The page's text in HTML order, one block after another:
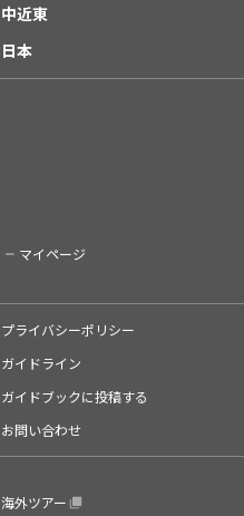
中近東
日本
マイページ
プライバシーポリシー
ガイドライン
ガイドブックに投稿する
お問い合わせ
海外ツアー